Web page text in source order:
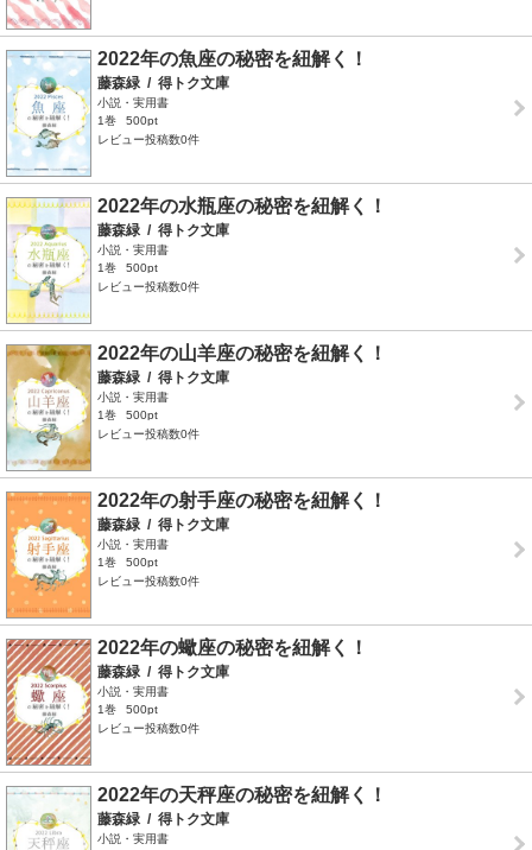
2022年の魚座の秘密を紐解く！
藤森緑 / 得トク文庫
小説・実用書
1巻
500pt
レビュー投稿数0件
2022年の水瓶座の秘密を紐解く！
藤森緑 / 得トク文庫
小説・実用書
1巻
500pt
レビュー投稿数0件
2022年の山羊座の秘密を紐解く！
藤森緑 / 得トク文庫
小説・実用書
1巻
500pt
レビュー投稿数0件
2022年の射手座の秘密を紐解く！
藤森緑 / 得トク文庫
小説・実用書
1巻
500pt
レビュー投稿数0件
2022年の蠍座の秘密を紐解く！
藤森緑 / 得トク文庫
小説・実用書
1巻
500pt
レビュー投稿数0件
2022年の天秤座の秘密を紐解く！
藤森緑 / 得トク文庫
小説・実用書